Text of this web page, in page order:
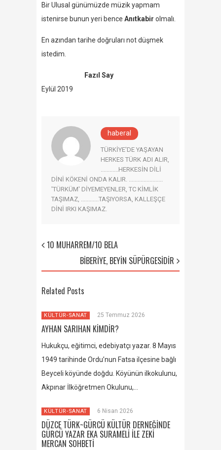
Bir Ulusal günümüzde müzik yapmam
istenirse bunun yeri bence Anıtkabir olmalı.
En azından tarihe doğruları not düşmek
istedim.
Fazıl Say
Eylül 2019
haberal
TÜRKİYE'DE YAŞAYAN
HERKES TÜRK ADI ALIR,
............HERKESİN DİLİ
DİNİ KÖKENİ ONDA KALIR. .......................
'TÜRKÜM' DİYEMEYENLER, TC KİMLİK
TAŞIMAZ, ............TAŞIYORSA, KALLEŞÇE
DİNİ IRKI KAŞIMAZ.
10 MUHARREM/10 BELA
BİBERİYE, BEYİN SÜPÜRGESİDİR
Related Posts
KÜLTÜR-SANAT 25 Temmuz 2026
AYHAN SARIHAN KİMDİR?
Hukukçu, eğitimci, edebiyatçı yazar. 8 Mayıs
1949 tarihinde Ordu’nun Fatsa ilçesine bağlı
Beyceli köyünde doğdu. Köyünün ilkokulunu,
Akpınar İlköğretmen Okulunu,…
KÜLTÜR-SANAT 6 Nisan 2026
DÜZCE TÜRK~GÜRCÜ KÜLTÜR DERNEĞİNDE
GÜRCÜ YAZAR EKA SURAMELİ İLE ZEKİ
MERCAN SOHBETİ